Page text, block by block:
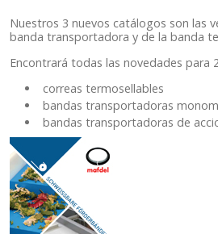
Nuestros 3 nuevos catálogos son las
banda transportadora y de la banda
Encontrará todas las novedades para
correas termosellables
bandas transportadoras
bandas transportadoras de